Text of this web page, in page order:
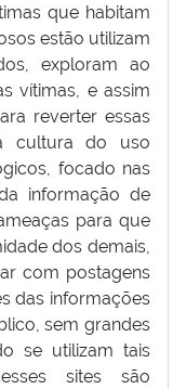
que habitam
estão utilizam
exploram ao
vítimas, e assim
reverter essas
cultura do uso
focado nas
informação de
para que
dos demais,
com postagens
das informações
sem grandes
se utilizam tais
sites são